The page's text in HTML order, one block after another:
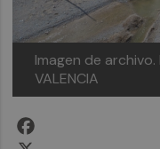
Imagen de archivo.
VALENCIA